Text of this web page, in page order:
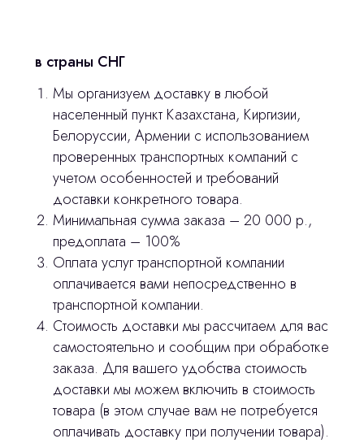
в страны СНГ
Мы организуем доставку в любой
населенный пункт Казахстана, Киргизии,
Белоруссии, Армении с использованием
проверенных транспортных компаний с
учетом особенностей и требований
доставки конкретного товара.
Минимальная сумма заказа – 20 000 р.,
предоплата – 100%
Оплата услуг транспортной компании
оплачивается вами непосредственно в
транспортной компании.
Стоимость доставки мы рассчитаем для вас
самостоятельно и сообщим при обработке
заказа. Для вашего удобства стоимость
доставки мы можем включить в стоимость
товара (в этом случае вам не потребуется
оплачивать доставку при получении товара).
сделано stasicus